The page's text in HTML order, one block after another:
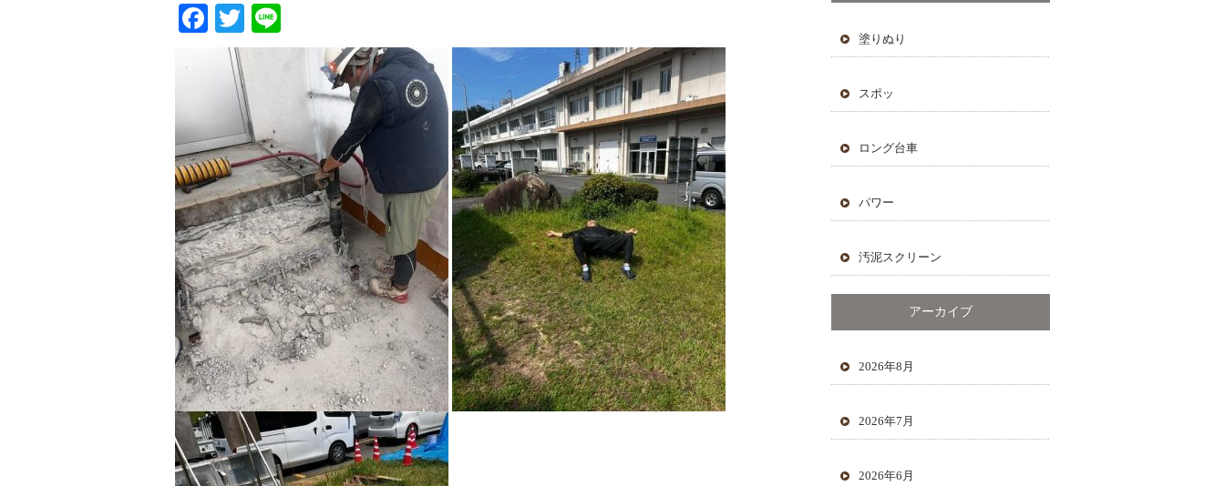
Facebook
Twitter
塗りぬり
スポッ
ロング台車
パワー
汚泥スクリーン
アーカイブ
2026年8月
2026年7月
2026年6月